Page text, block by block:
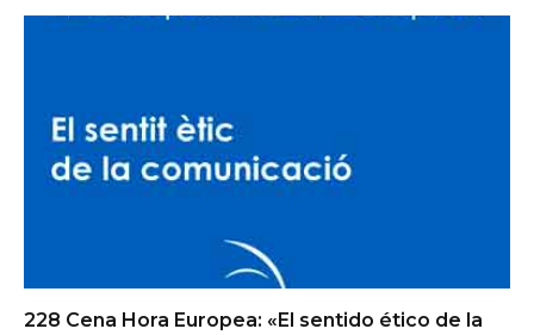
228 Cena Hora Europea: «El sentido ético de la